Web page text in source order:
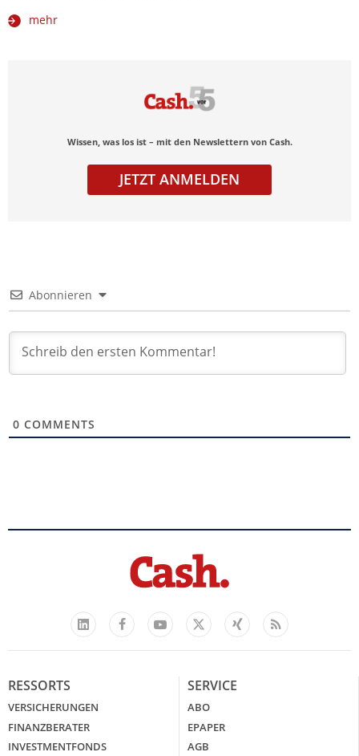
mehr
Wissen, was los ist – mit den Newslettern von Cash.
JETZT ANMELDEN
Abonnieren
0 COMMENTS
LinkedIn
FacebookYouTube
X
Xing Feed
RESSORTS
VERSICHERUNGEN
FINANZBERATER
INVESTMENTFONDS
SERVICE
ABO
EPAPER
AGB